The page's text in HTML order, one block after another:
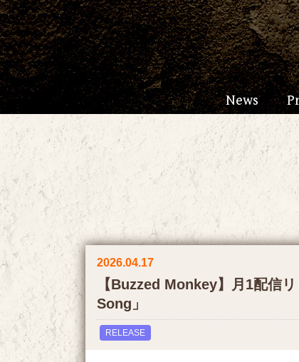
News
2026.04.17
【Buzzed Monkey】月1配信
Song」
RELEASE